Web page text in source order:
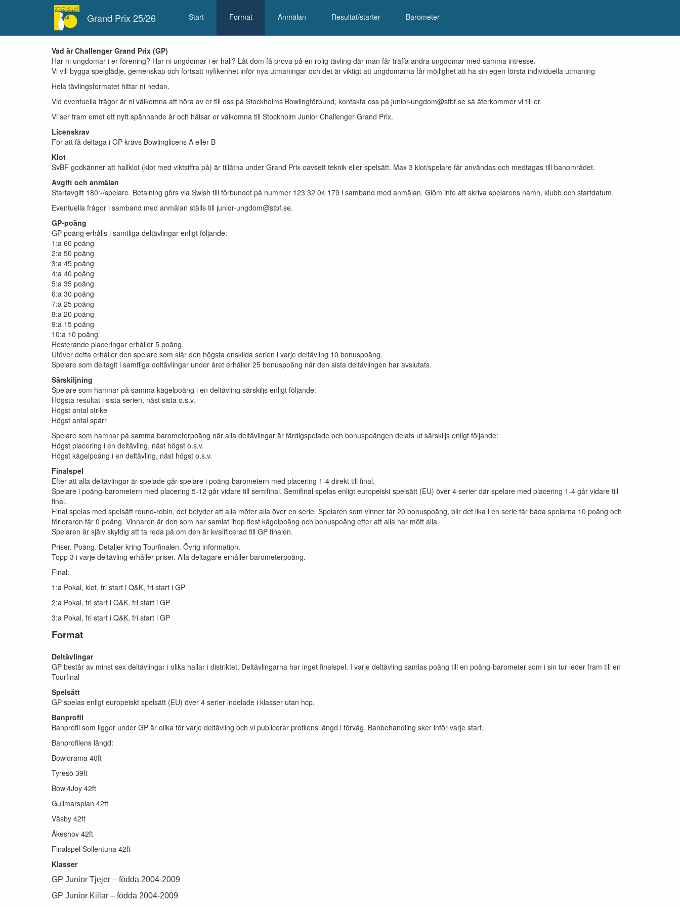
Grand Prix 25/26 Start Format Anmälan Resultat/starter Barometer
Vad är Challenger Grand Prix (GP)
Har ni ungdomar i er förening? Har ni ungdomar i er hall? Låt dom få prova på en rolig tävling där man får träffa andra ungdomar med samma intresse.
Vi vill bygga spelglädje, gemenskap och fortsatt nyfikenhet inför nya utmaningar och det är viktigt att ungdomarna får möjlighet att ha sin egen första individuella utmaning
Hela tävlingsformatet hittar ni nedan.
Vid eventuella frågor är ni välkomna att höra av er till oss på Stockholms Bowlingförbund, kontakta oss på junior-ungdom@stbf.se så återkommer vi till er.
Vi ser fram emot ett nytt spännande år och hälsar er välkomna till Stockholm Junior Challenger Grand Prix.
Licenskrav
För att få deltaga i GP krävs Bowlinglicens A eller B
Klot
SvBF godkänner att hallklot (klot med viktsiffra på) är tillåtna under Grand Prix oavsett teknik eller spelsätt. Max 3 klot/spelare får användas och medtagas till banområdet.
Avgift och anmälan
Startavgift 180:-/spelare. Betalning görs via Swish till förbundet på nummer 123 32 04 179 i samband med anmälan. Glöm inte att skriva spelarens namn, klubb och startdatum.
Eventuella frågor i samband med anmälan ställs till junior-ungdom@stbf.se.
GP-poäng
GP-poäng erhålls i samtliga deltävlingar enligt följande:
1:a 60 poäng
2:a 50 poäng
3:a 45 poäng
4:a 40 poäng
5:a 35 poäng
6:a 30 poäng
7:a 25 poäng
8:a 20 poäng
9:a 15 poäng
10:a 10 poäng
Resterande placeringar erhåller 5 poäng.
Utöver detta erhåller den spelare som slår den högsta enskilda serien i varje deltävling 10 bonuspoäng.
Spelare som deltagit i samtliga deltävlingar under året erhåller 25 bonuspoäng när den sista deltävlingen har avslutats.
Särskiljning
Spelare som hamnar på samma kägelpoäng i en deltävling särskiljs enligt följande:
Högsta resultat i sista serien, näst sista o.s.v.
Högst antal strike
Högst antal spärr
Spelare som hamnar på samma barometerpoäng när alla deltävlingar är färdigspelade och bonuspoängen delats ut särskiljs enligt följande:
Högst placering i en deltävling, näst högst o.s.v.
Högst kägelpoäng i en deltävling, näst högst o.s.v.
Finalspel
Efter att alla deltävlingar är spelade går spelare i poäng-barometern med placering 1-4 direkt till final.
Spelare i poäng-barometern med placering 5-12 går vidare till semifinal. Semifinal spelas enligt europeiskt spelsätt (EU) över 4 serier där spelare med placering 1-4 går vidare till
final.
Final spelas med spelsätt round-robin, det betyder att alla möter alla över en serie. Spelaren som vinner får 20 bonuspoäng, blir det lika i en serie får båda spelarna 10 poäng och
förloraren får 0 poäng. Vinnaren är den som har samlat ihop flest kägelpoäng och bonuspoäng efter att alla har mött alla.
Spelaren är själv skyldig att ta reda på om den är kvalificerad till GP finalen.
Priser. Poäng. Detaljer kring Tourfinalen. Övrig information.
Topp 3 i varje deltävling erhåller priser. Alla deltagare erhåller barometerpoäng.
Final:
1:a Pokal, klot, fri start i Q&K, fri start i GP
2:a Pokal, fri start i Q&K, fri start i GP
3:a Pokal, fri start i Q&K, fri start i GP
Format
Deltävlingar
GP består av minst sex deltävlingar i olika hallar i distriktet. Deltävlingarna har inget finalspel. I varje deltävling samlas poäng till en poäng-barometer som i sin tur leder fram till en
Tourfinal
Spelsätt
GP spelas enligt europeiskt spelsätt (EU) över 4 serier indelade i klasser utan hcp.
Banprofil
Banprofil som ligger under GP är olika för varje deltävling och vi publicerar profilens längd i förväg. Banbehandling sker inför varje start.
Banprofilens längd:
Bowlorama 40ft
Tyresö 39ft
Bowl4Joy 42ft
Gullmarsplan 42ft
Väsby 42ft
Åkeshov 42ft
Finalspel Sollentuna 42ft
Klasser
GP Junior Tjejer – födda 2004-2009
GP Junior Killar – födda 2004-2009